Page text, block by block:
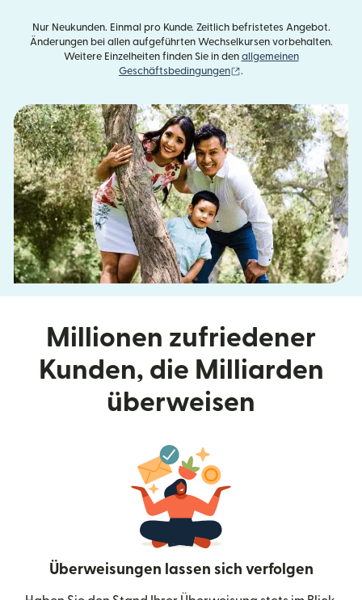
Nur Neukunden. Einmal pro Kunde. Zeitlich befristetes Angebot.
Änderungen bei allen aufgeführten Wechselkursen vorbehalten.
Weitere Einzelheiten finden Sie in den allgemeinen
Geschäftsbedingungen
.
Millionen zufriedener
Kunden, die Milliarden
überweisen
Überweisungen lassen sich verfolgen